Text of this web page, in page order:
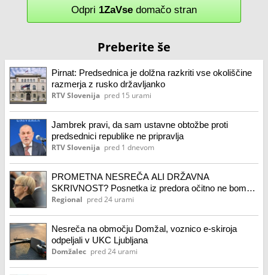
Odpri 1ZaVse domačo stran
Preberite še
Pirnat: Predsednica je dolžna razkriti vse okoliščine
razmerja z rusko državljanko
RTV Slovenija pred 15 urami
Jambrek pravi, da sam ustavne obtožbe proti
predsednici republike ne pripravlja
RTV Slovenija pred 1 dnevom
PROMETNA NESREČA ALI DRŽAVNA
SKRIVNOST? Posnetka iz predora očitno ne bomo
videli
Regional pred 24 urami
Nesreča na območju Domžal, voznico e-skiroja
odpeljali v UKC Ljubljana
Domžalec pred 24 urami